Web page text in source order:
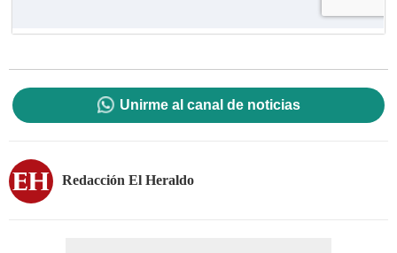
Unirme al canal de noticias
Redacción El Heraldo